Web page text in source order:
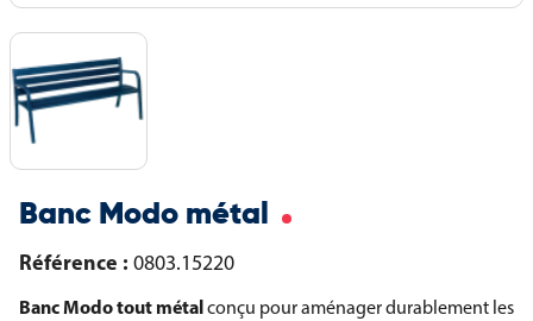
Banc Modo métal
Référence : 0803.15220
Banc Modo tout métalconçu pour aménager durablement les